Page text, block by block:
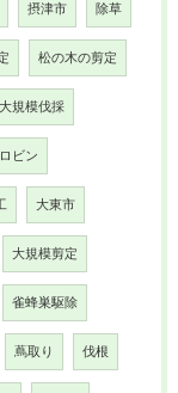
摂津市 除草
松の木の剪定
大規模伐採
ビン
大東市
大規模剪定
雀蜂巣駆除
蔦取り 伐根